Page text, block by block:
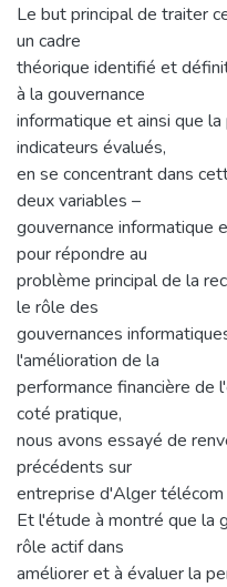
Le but principal de traiter
un cadre
théorique identifié et
à la gouvernance
informatique et ainsi que
indicateurs évalués,
en se concentrant dans
deux variables –
gouvernance informatique
pour répondre au
problème principal de la
le rôle des
gouvernances
l'amélioration de la
performance financière de
coté pratique,
nous avons essayé de
précédents sur
entreprise d'Alger
Et l'étude à montré que la
rôle actif dans
améliorer et à évaluer la